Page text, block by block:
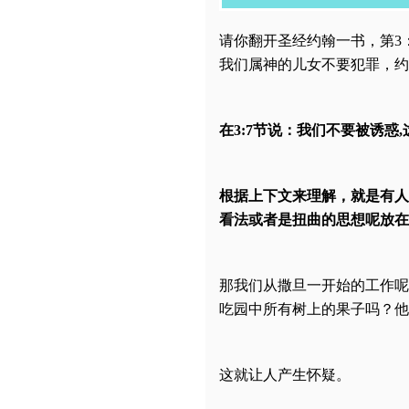
请你翻开圣经约翰一书，第3
我们属神的儿女不要犯罪，
在3:7节说：我们不要被诱惑
根据上下文来理解，就是有
看法或者是扭曲的思想呢放
那我们从撒旦一开始的工作
吃园中所有树上的果子吗？
这就让人产生怀疑。